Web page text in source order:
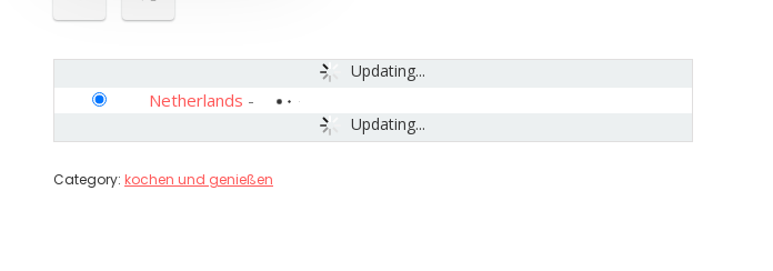
Updating...
Updating...
Netherlands -
Category: kochen und genießen